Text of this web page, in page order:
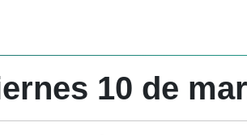
10 de